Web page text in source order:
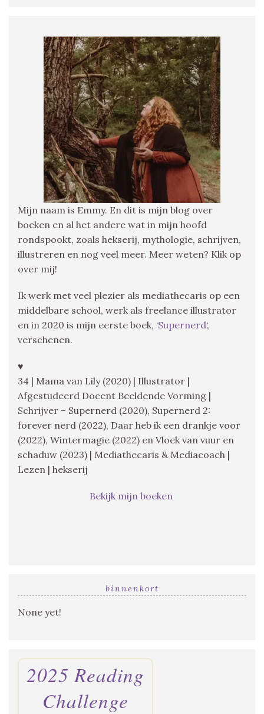
Mijn naam is Emmy. En dit is mijn blog over
boeken en al het andere wat in mijn hoofd
rondspookt, zoals hekserij, mythologie, schrijven,
illustreren en nog veel meer. Meer weten? Klik op
over mij!
Ik werk met veel plezier als mediathecaris op een
middelbare school, werk als freelance illustrator
en in 2020 is mijn eerste boek, ‘Supernerd‘,
verschenen.
♥
34 | Mama van Lily (2020) | Illustrator |
Afgestudeerd Docent Beeldende Vorming |
Schrijver – Supernerd (2020), Supernerd 2:
forever nerd (2022), Daar heb ik een drankje voor
(2022), Wintermagie (2022) en Vloek van vuur en
schaduw (2023) | Mediathecaris & Mediacoach |
Lezen | hekserij
Bekijk mijn boeken
binnenkort
None yet!
2025 Reading
Challenge